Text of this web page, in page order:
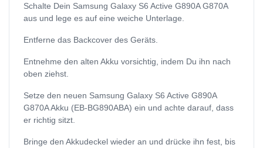
Schalte Dein Samsung Galaxy S6 Active G890A G870A
aus und lege es auf eine weiche Unterlage.
Entferne das Backcover des Geräts.
Entnehme den alten Akku vorsichtig, indem Du ihn nach
oben ziehst.
Setze den neuen Samsung Galaxy S6 Active G890A
G870A Akku (EB-BG890ABA) ein und achte darauf, dass
er richtig sitzt.
Bringe den Akkudeckel wieder an und drücke ihn fest, bis